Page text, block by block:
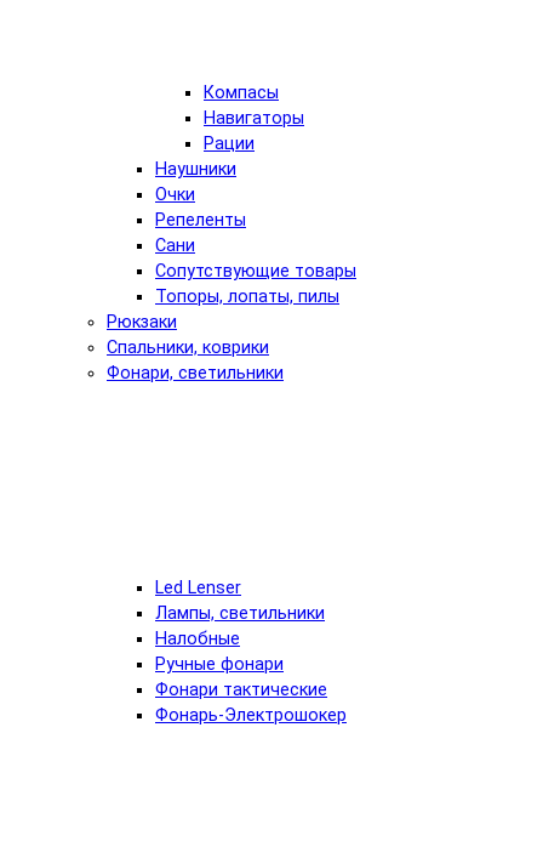
Компасы
Навигаторы
Рации
Наушники
Очки
Репеленты
Сани
Сопутствующие товары
Топоры, лопаты, пилы
Рюкзаки
Спальники, коврики
Фонари, светильники
Led Lenser
Лампы, светильники
Налобные
Ручные фонари
Фонари тактические
Фонарь-Электрошокер